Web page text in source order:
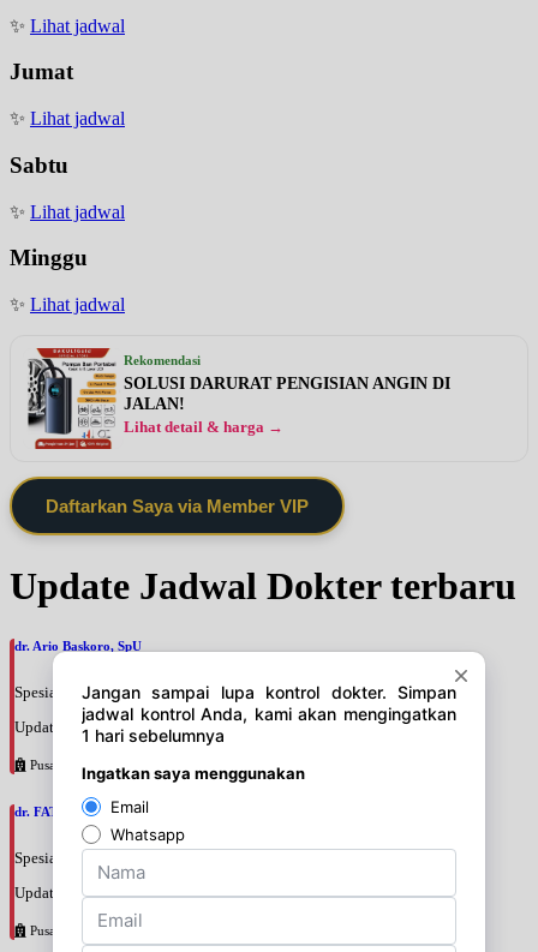
✨ Lihat jadwal
Jumat
✨ Lihat jadwal
Sabtu
✨ Lihat jadwal
Minggu
✨ Lihat jadwal
Rekomendasi
SOLUSI DARURAT PENGISIAN ANGIN DI
JALAN!
Lihat detail & harga →
Daftarkan Saya via Member VIP
Update Jadwal Dokter terbaru
dr. Ario Baskoro, SpU
Spesialis: Bedah Urologi
Update terakhir: 2026-08-06 18:46:06
Pusat Pertamina
dr. FATAN ABSHARI, SpU
Spesialis: Bedah Urologi
Update terakhir: 2026-08-06 18:42:13
Pusat Pertamina